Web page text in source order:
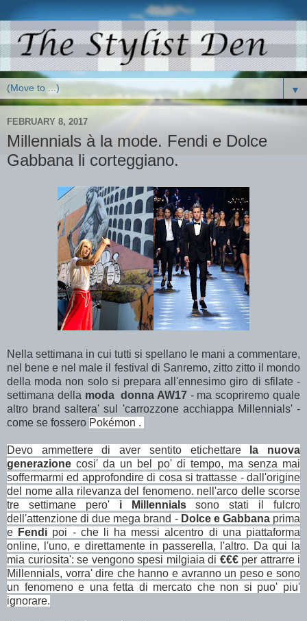
▼
FEBRUARY 8, 2017
Millennials à la mode. Fendi e Dolce
Gabbana li corteggiano.
Nella settimana in cui tutti si spellano le mani a commentare,
nel bene e nel male il festival di Sanremo, zitto zitto il mondo
della moda non solo si prepara all'ennesimo giro di sfilate -
settimana della moda donna AW17- ma scopriremo quale
altro brand saltera' sul 'carrozzone acchiappa Millennials' -
come se fossero Pokémon .
Devo ammettere di aver sentito etichettare
la nuova
generazione cosi' da un bel po' di tempo, ma senza mai
soffermarmi ed approfondire di cosa si trattasse - dall'origine
del nome alla rilevanza del fenomeno. nell'arco delle scorse
tre settimane pero' i Millennialssono stati il fulcro
dell'attenzione di due mega brand - Dolce e Gabbanaprima
e Fendi poi - che li ha messi alcentro di una piattaforma
online, l'uno, e direttamente in passerella, l'altro. Da qui la
mia curiosita': se vengono spesi milgiaia di €€€per attrarre i
Millennials, vorra' dire che hanno e avranno un peso e sono
un fenomeno e una fetta di mercato che non si puo' piu'
ignorare.